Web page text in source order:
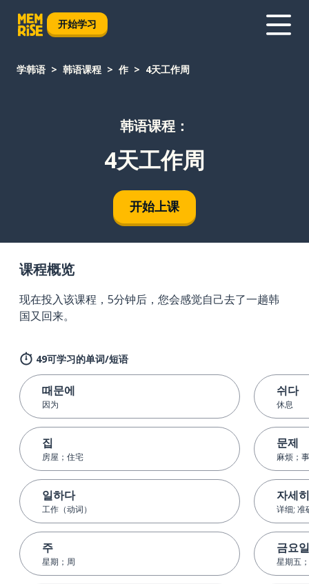
开始学习
学韩语 韩语课程 作 4天工作周
韩语课程：
4天工作周
开始上课
课程概览
现在投入该课程，5分钟后，您会感觉自己去了一趟韩
国又回来。
49可学习的单词/短语
때문에
因为
집
房屋；住宅
일하다
工作（动词）
주
星期；周
쉬다
休息
문제
麻烦；
자세히
详细; 准
금요일
星期五